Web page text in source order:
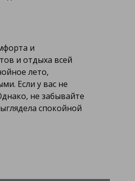
и
и отдыха всей
лето,
Если у вас не
не забывайте
спокойной